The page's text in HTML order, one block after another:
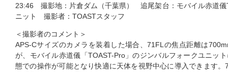
23:46 撮影地：片倉ダム（千葉県） 追尾架台：モバイル赤道儀
ニット 撮影者：TOASTスタッフ
＜撮影者のコメント＞
APS-Cサイズのカメラを装着した場合、71FLの焦点距離は
が、モバイル赤道儀「TOAST-Pro」のジンバルフォークユニッ
態での操作が可能となり快適に天体を視野中心に導入できます